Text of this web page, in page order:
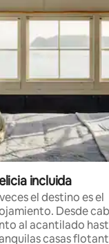
incluida
el destino es el
Desde
al acantilado
casas